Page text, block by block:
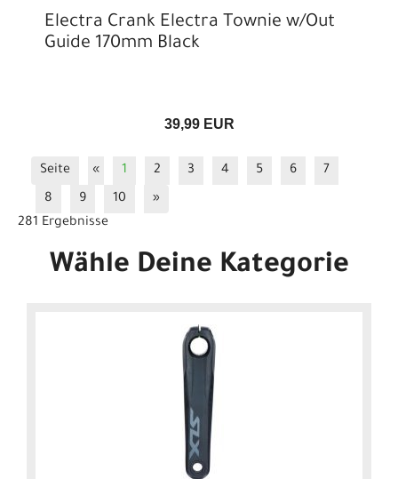
Electra Crank Electra Townie w/Out
Guide 170mm Black
39,99 EUR
Seite « 1 2 3 4 5 6
7
8
9 10
»
281 Ergebnisse
Wähle Deine Kategorie